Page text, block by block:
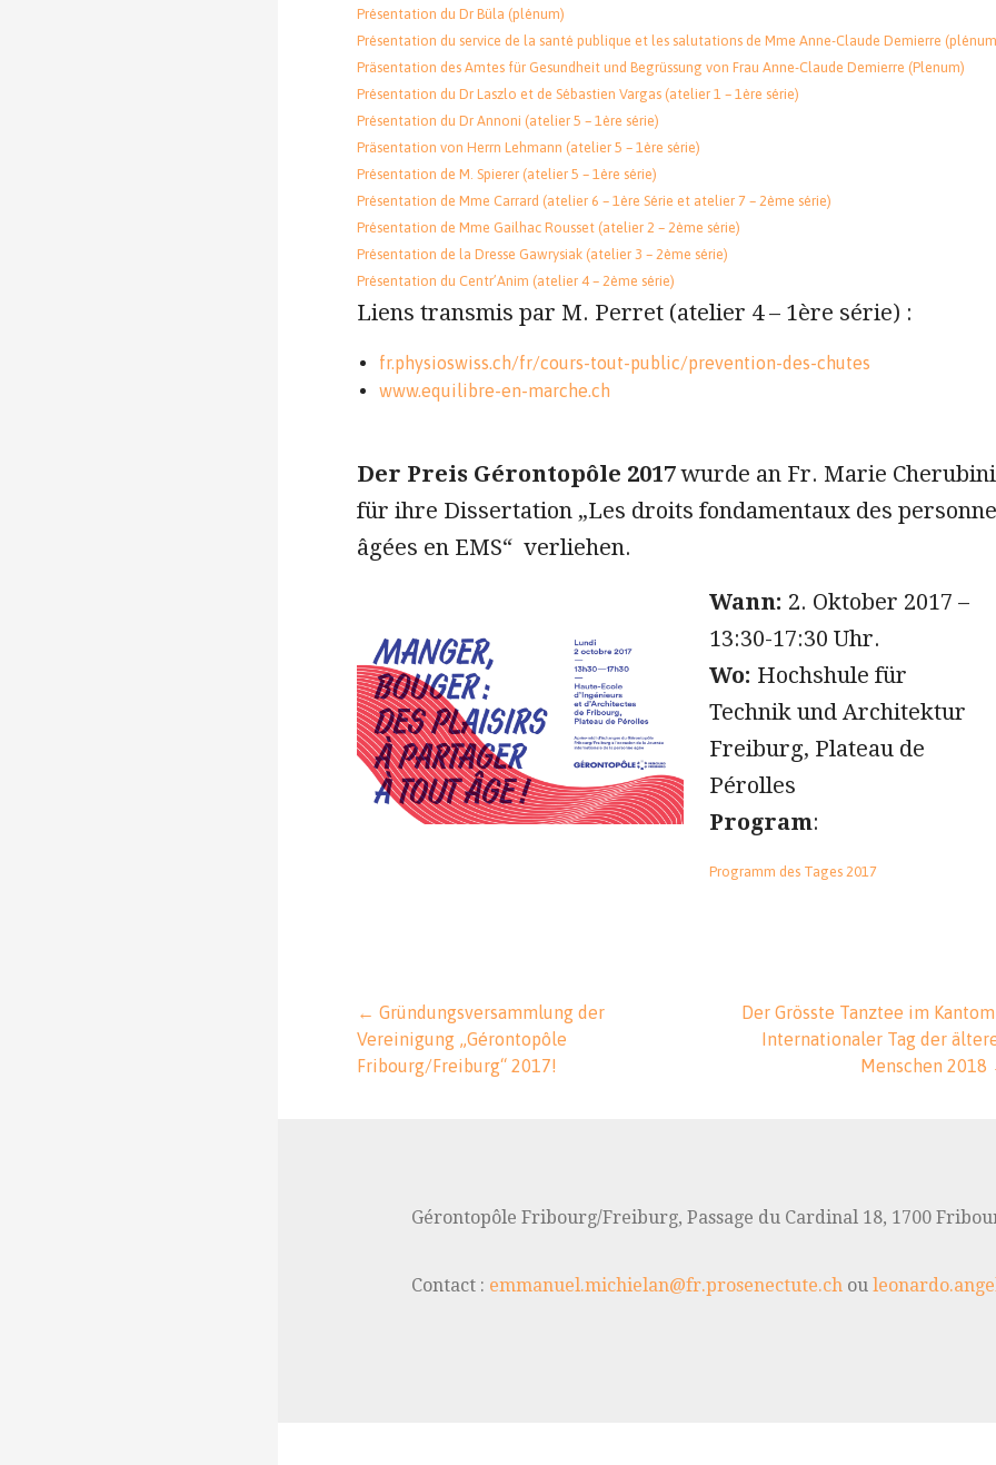
Présentation du Dr Büla (plénum)
Présentation du service de la santé publique et les salutations de Mme Anne-Claude Demierre​
Präsentation des Amtes für Gesundheit und Begrüssung von Frau Anne-Claude Demierre​ (Plenum)
Présentation du Dr Laszlo et de Sébastien Vargas (atelier 1 – 1ère série)
Présentation du Dr Annoni (atelier 5 – 1ère série)
Präsentation von Herrn Lehmann (atelier 5 – 1ère série)
Présentation de M. Spierer (atelier 5 – 1ère série)
Présentation de Mme Carrard (atelier 6 – 1ère Série et atelier 7 – 2ème série)
Présentation de Mme Gailhac Rousset (atelier 2 – 2ème série)
Présentation de la Dresse Gawrysiak (atelier 3 – 2ème série)
Présentation du Centr’Anim (atelier 4 – 2ème série)​
Liens transmis par M. Perret (atelier 4 – 1ère série) :
fr.physioswiss.ch/fr/cours-tout-public/prevention-des-chutes
www.equilibre-en-marche.ch​
Der Preis Gérontopôle 2017wurde an Fr. Marie Cherubini
für ihre Dissertation „Les droits fondamentaux des
âgées en EMS“ verliehen.​
Wann: 2. Oktober 2017 –
13:30-17:30 Uhr.
Wo: Hochshule für
Technik und Architektur
Freiburg, Plateau de
Pérolles
Program:
Programm des Tages 2017
Beitragsnavigation
← Gründungsversammlung der
Vereinigung „Gérontopôle
Fribourg/Freiburg“ 2017!
​​Der Grösste Tanztee im
Internationaler Tag der
Menschen
Gérontopôle Fribourg/Freiburg, Passage du Cardinal 18, 1700
Contact : emmanuel.michielan@fr.prosenectute.ch ou